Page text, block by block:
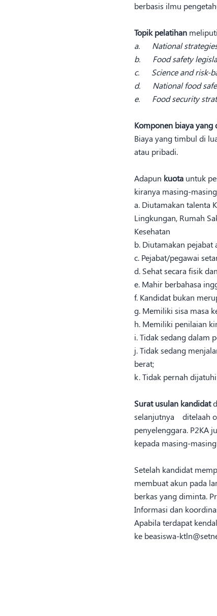
berbasis ilmu
Topik pelatihan
a.
National
b.
Food safety
c.
Science and risk-
d.
National food
e.
Food security
Komponen biaya yang
Biaya yang timbul di
atau pribadi.
Adapun kuota untuk
kiranya masing-
a. Diutamakan talenta
Lingkungan, Rumah
Kesehatan
b. Diutamakan
c. Pejabat/pegawai
d. Sehat secara fisik
e. Mahir berbahasa
f. Kandidat bukan
g. Memiliki sisa masa
h. Memiliki penilaian
i. Tidak sedang dalam
j. Tidak sedang
berat;
k. Tidak pernah
Surat usulan kandidat
selanjutnya ditelaah
penyelenggara. P2KA
kepada masing-
Setelah kandidat
membuat akun pada
berkas yang diminta.
Informasi dan
Apabila terdapat
ke beasiswa-